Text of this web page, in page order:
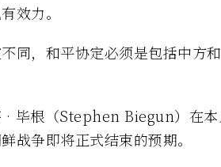
效力。
同，和平协定必须是包括中方
毕根（Stephen Biegun）在本
战争即将正式结束的预期。